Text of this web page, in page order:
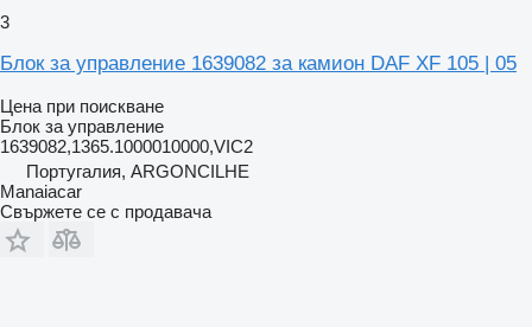
3
Блок за управление 1639082 за камион DAF XF 105 | 05
Цена при поискване
Блок за управление
1639082,1365.1000010000,VIC2
Португалия, ARGONCILHE
Manaiacar
Свържете се с продавача